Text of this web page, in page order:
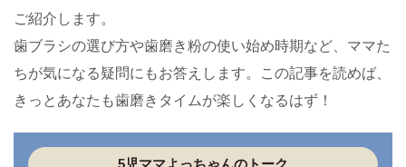
ご紹介します。
歯ブラシの選び方や歯磨き粉の使い始め時期など、ママた
ちが気になる疑問にもお答えします。この記事を読めば、
きっとあなたも歯磨きタイムが楽しくなるはず！